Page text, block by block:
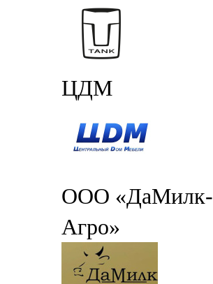
ЦДМ
ООО «ДаМилк-
Агро»